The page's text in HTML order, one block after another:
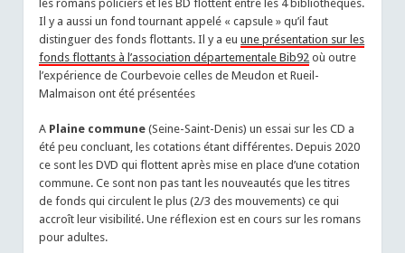
les romans policiers et les BD flottent entre les 4 bibliothèques.
Il y a aussi un fond tournant appelé « capsule » qu’il faut
distinguer des fonds flottants. Il y a euune présentation sur les
fonds flottants à l’association départementale Bib92 où outre
l’expérience de Courbevoie celles de Meudon et Rueil-
Malmaison ont été présentées
A Plaine commune (Seine-Saint-Denis) un essai sur les CD a
été peu concluant, les cotations étant différentes. Depuis 2020
ce sont les DVD qui flottent après mise en place d’une cotation
commune. Ce sont non pas tant les nouveautés que les titres
de fonds qui circulent le plus (2/3 des mouvements) ce qui
accroît leur visibilité. Une réflexion est en cours sur les romans
pour adultes.